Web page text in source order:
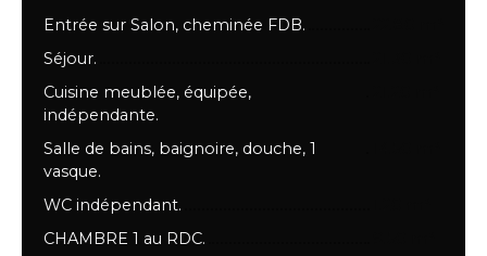
Entrée sur Salon, cheminée FDB.
Séjour.
Cuisine meublée, équipée,
indépendante.
Salle de bains, baignoire, douche, 1
vasque.
WC indépendant.
CHAMBRE 1 au RDC.